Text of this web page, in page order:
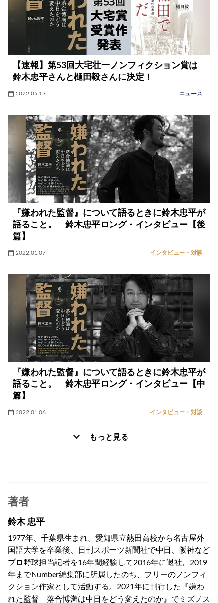
【速報】第53回大宅壮一ノンフィクション賞は
鈴木忠平さんと樋田毅さんに決定！
2022.05.13 ニュース
『嫌われた監督』について語るときに鈴木忠平が
語ること。 鈴木忠平ロング・インタビュー【後
篇】
2022.01.07 インタビュー・対談
『嫌われた監督』について語るときに鈴木忠平が
語ること。 鈴木忠平ロング・インタビュー【中
篇】
2022.01.06 インタビュー・対談
もっと見る
著者
鈴木 忠平
1977年、千葉県生まれ。愛知県立熱田高校から名古屋外
国語大学を卒業後、日刊スポーツ新聞社で中日、阪神など
プロ野球担当記者を16年間経験して2016年に退社。2019
年までNumber編集部に所属したのち、フリーのノンフィ
クション作家として活動する。2021年に刊行した『嫌わ
れた監督 落合博満は中日をどう変えたのか』でミズノス